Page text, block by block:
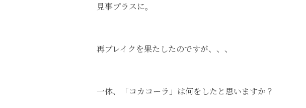
見事プラスに。
再ブレイクを果たしたのですが、、、
一体、「コカコーラ」は何をしたと思いますか？